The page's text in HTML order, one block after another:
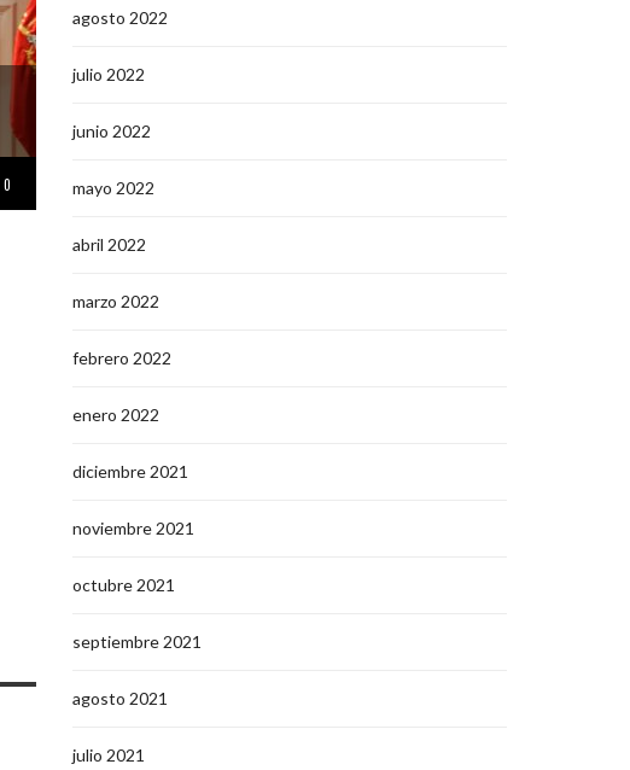
0
agosto 2022
julio 2022
junio 2022
mayo 2022
abril 2022
marzo 2022
febrero 2022
enero 2022
diciembre 2021
noviembre 2021
octubre 2021
septiembre 2021
agosto 2021
julio 2021